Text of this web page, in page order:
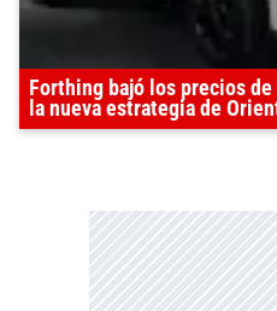
Forthing bajó los precios
la nueva estrategia de